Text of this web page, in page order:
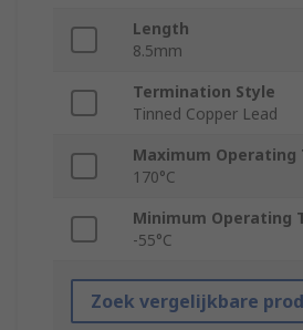
Length
8.5mm
Termination Style
Tinned Copper Lead
Maximum Operating
170°C
Minimum Operating
-55°C
Zoek vergelijkbare